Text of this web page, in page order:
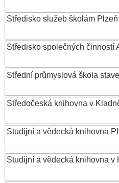
Středisko služeb školám Plzeň
Středisko společných činností
Střední průmyslová škola
Středočeská knihovna v
Studijní a vědecká knihovna
Studijní a vědecká knihovna v